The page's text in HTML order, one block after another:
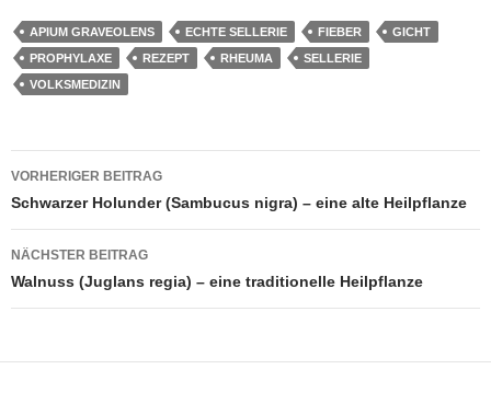
c
e
b
o
k
er
e
st
at
s
p
ail e
ss
a
ss
e
er
e
gr
APIUM GRAVEOLENS ECHTE SELLERIE FIEBER
GICHT
PROPHYLAXE
REZEPT RHEUMA
SELLERIE
VOLKSMEDIZIN
Beitragsnavigation
VORHERIGER BEITRAG
Schwarzer Holunder (Sambucus nigra) – eine alte Heilpflanze
NÄCHSTER BEITRAG
Walnuss (Juglans regia) – eine traditionelle Heilpflanze